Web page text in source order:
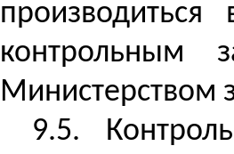
контрольным
Министерством
9.5.